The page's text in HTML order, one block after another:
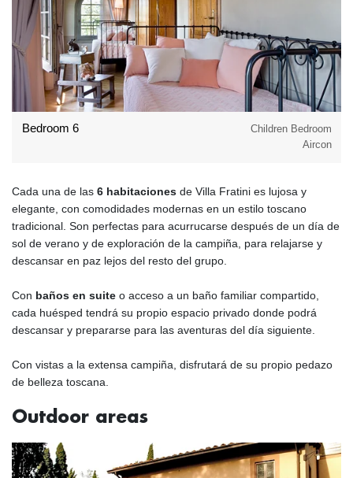
Bedroom 6
Children Bedroom
Aircon
Cada una de las 6 habitaciones de Villa Fratini es lujosa y
elegante, con comodidades modernas en un estilo toscano
tradicional. Son perfectas para acurrucarse después de un día de
sol de verano y de exploración de la campiña, para relajarse y
descansar en paz lejos del resto del grupo.
Con baños en suite o acceso a un baño familiar compartido,
cada huésped tendrá su propio espacio privado donde podrá
descansar y prepararse para las aventuras del día siguiente.
Con vistas a la extensa campiña, disfrutará de su propio pedazo
de belleza toscana.
Outdoor areas